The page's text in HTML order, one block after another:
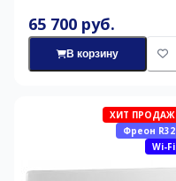
65 700 руб.
В корзину
ХИТ ПРОДАЖ
Фреон R32
Wi-Fi